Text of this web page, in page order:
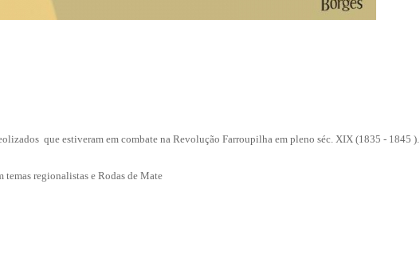
que estiveram em combate na Revolução Farroupilha em pleno séc. XIX (1835 - 1845 ).
temas regionalistas e Rodas de Mate